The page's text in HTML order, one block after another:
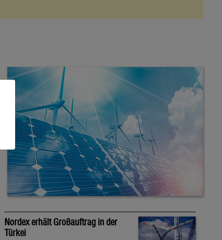
Nordex erhält Großauftrag in der
Türkei